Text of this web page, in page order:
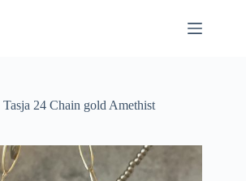
Tasja 24 Chain gold Amethist